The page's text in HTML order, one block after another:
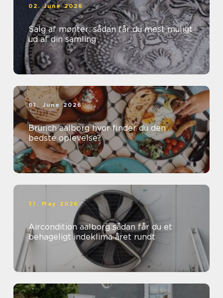
02. June 2026
Salg af mønter: sådan får du mest muligt
ud af din samling
01. June 2026
Brunch aalborg hvor finder du den
bedste oplevelse?
31. May 2026
Aircondition aalborg sådan får du et
behageligt indeklima året rundt